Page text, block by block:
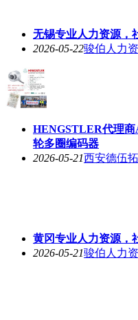
无锡专业人力资源，
2026-05-22骏伯人力
HENGSTLER代理商
轮多圈编码器
2026-05-21西安德伍
黄冈专业人力资源，
2026-05-21骏伯人力